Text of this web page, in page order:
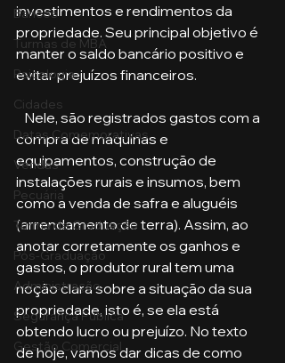
Bancos
Turmas de MBA
Psicologia
Cidades
Datas Comemorativas
Vendas
Pecuária
Turma de Graduação
Pós-Graduação
Administração
Segurança Publica
Gestão Comercial
investimentos e rendimentos da
propriedade. Seu principal objetivo é
manter o saldo bancário positivo e
evitar prejuízos financeiros.
compra de máquinas e
equipamentos, construção de
instalações rurais e insumos, bem
como a venda de safra e aluguéis
(arrendamento de terra). Assim, ao
anotar corretamente os ganhos e
gastos, o produtor rural tem uma
noção clara sobre a situação da sua
propriedade, isto é, se ela está
obtendo lucro ou prejuízo. No texto
de hoje, vamos dar dicas de como